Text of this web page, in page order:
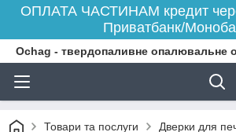
ОПЛАТА ЧАСТИНАМ кредит
Приватбанк/
Ochag - твердопаливне опалювальне
Товари та послуги Дверки для